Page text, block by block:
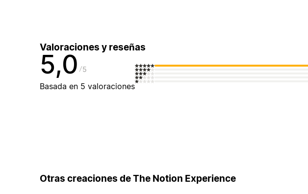
Valoraciones y reseñas
5,0 5
Basada en 5 valoraciones
Otras creaciones de The Notion Experience